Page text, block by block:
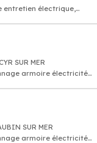
entretien électrique,
SUR MER
armoire électricité
SUR MER
armoire électricité